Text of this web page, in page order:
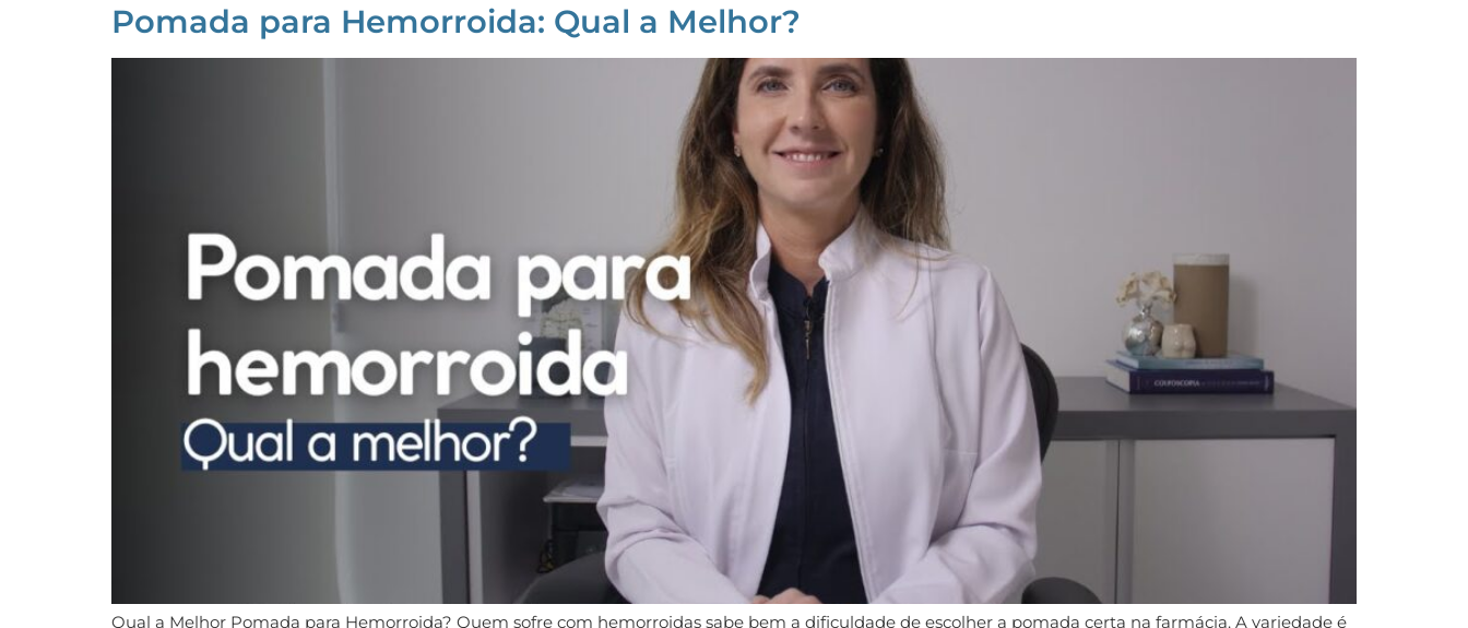
Pomada para Hemorroida: Qual a Melhor?
Qual a Melhor Pomada para Hemorroida? Quem sofre com hemorroidas sabe bem a dificuldade de escolher a pomada certa na farmácia. A variedade é